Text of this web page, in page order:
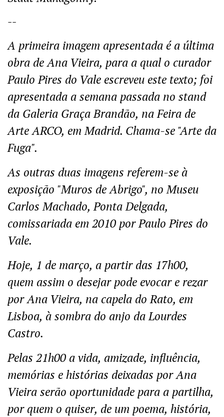
--
A primeira imagem apresentada é a última
obra de Ana Vieira, para a qual o curador
Paulo Pires do Vale escreveu este texto; foi
apresentada a semana passada no stand
da Galeria Graça Brandão, na Feira de
Arte ARCO, em Madrid. Chama-se "Arte da
Fuga".
As outras duas imagens referem-se à
exposição "Muros de Abrigo", no Museu
Carlos Machado, Ponta Delgada,
comissariada em 2010 por Paulo Pires do
Vale.
Hoje, 1 de março, a partir das 17h00,
quem assim o desejar pode evocar e rezar
por Ana Vieira, na capela do Rato, em
Lisboa, à sombra do anjo da Lourdes
Castro.
Pelas 21h00 a vida, amizade, influência,
memórias e histórias deixadas por Ana
Vieira serão oportunidade para a partilha,
por quem o quiser, de um poema, história,